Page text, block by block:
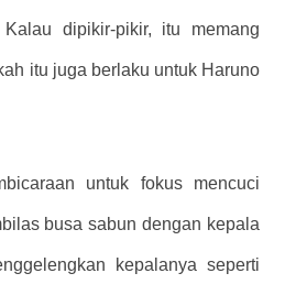
dipikir-pikir, itu memang
itu juga berlaku untuk Haruno
untuk fokus mencuci
busa sabun dengan kepala
kepalanya seperti